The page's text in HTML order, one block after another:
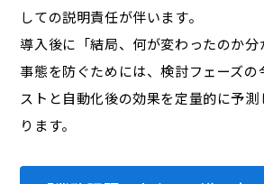
しての説明責任が伴います。
導入後に「結局、何が変わったのか分
事態を防ぐためには、検討フェーズの
ストと自動化後の効果を定量的に予
ります。